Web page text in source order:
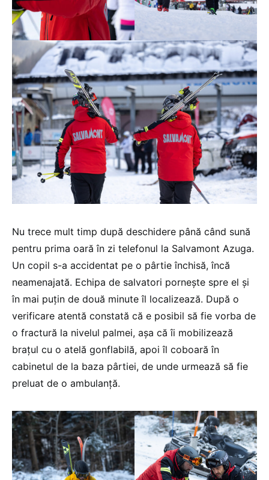
Nu trece mult timp după deschidere până când sună
pentru prima oară în zi telefonul la Salvamont Azuga.
Un copil s-a accidentat pe o pârtie închisă, încă
neamenajată. Echipa de salvatori pornește spre el și
în mai puțin de două minute îl localizează. După o
verificare atentă constată că e posibil să fie vorba de
o fractură la nivelul palmei, așa că îi mobilizează
brațul cu o atelă gonflabilă, apoi îl coboară în
cabinetul de la baza pârtiei, de unde urmează să fie
preluat de o ambulanță.